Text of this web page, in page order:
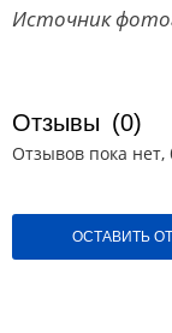
Источник
Отзывы (0)
Отзывов пока
ОСТАВИТЬ